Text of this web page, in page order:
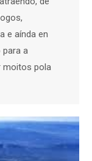
e aínda en
para a
moitos pola